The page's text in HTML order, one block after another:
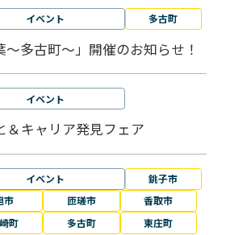
イベント 多古町
多古町～」開催のお知らせ！
イベント
キャリア発見フェア
イベント
銚子市
市
匝瑳市
香取市
町
多古町 東庄町